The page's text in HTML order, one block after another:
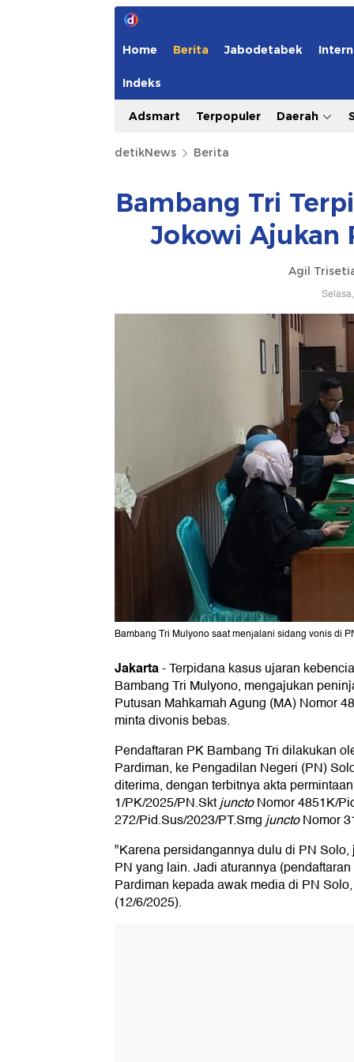
Home Berita Jabodetabek
Indeks
Adsmart Terpopuler Daerah
detikNews Berita
Bambang Tri
Jokowi Ajukan
Agil
Bambang Tri Mulyono saat menjalani sidang vonis di
Jakarta-Terpidana kasus ujaran
Bambang Tri Mulyono, mengajukan
Putusan Mahkamah Agung (MA) Nomor
minta divonis bebas.
Pendaftaran PK Bambang Tri dilakukan
Pardiman, ke Pengadilan Negeri (PN)
diterima, dengan terbitnya akta
1/PK/2025/PN.SktjunctoNomor 4851K/
272/Pid.Sus/2023/PT.SmgjunctoNomor
"Karena persidangannya dulu di PN
PN yang lain. Jadi aturannya
Pardiman kepada awak media di PN
(12/6/2025).